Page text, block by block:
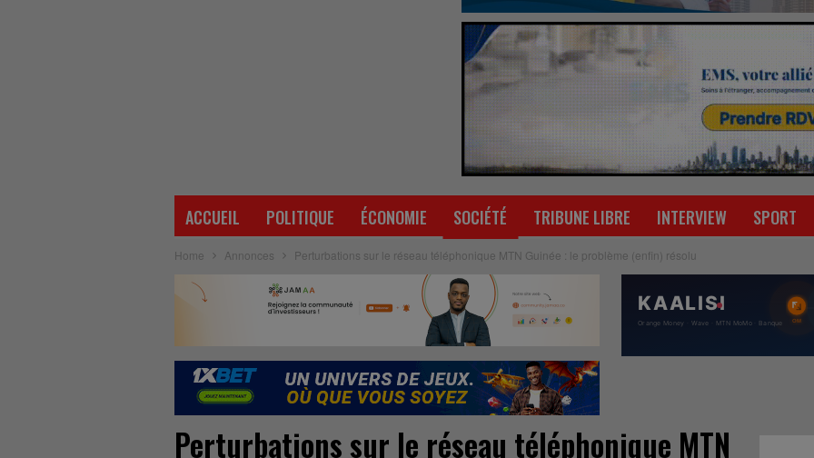
ACCUEIL POLITIQUE ÉCONOMIE SOCIÉTÉ TRIBUNE LIBRE INTERVIEW SPORT
Home Annonces Perturbations sur le réseau téléphonique MTN Guinée : le problème (enfin) résolu
Perturbations sur le réseau téléphonique MTN